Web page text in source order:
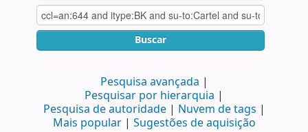
Buscar
Pesquisa avançada
Pesquisar por hierarquia
Pesquisa de autoridade
Nuvem de tags
Mais popular
Sugestões de aquisição